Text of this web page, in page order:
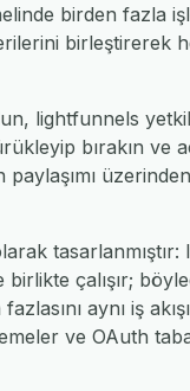
birden fazla
birleştirerek
lightfunnels
bırakın
üzerinden
birlikte çalışır;
aynı iş
ve OAuth